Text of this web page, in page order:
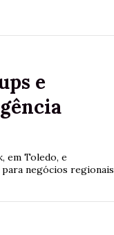
e
em Toledo, e
negócios regionais